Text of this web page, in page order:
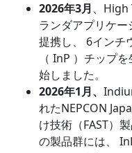
2026年3月 、High
ランダアプリケ
提携し、 6インチ
（ InP ）チップ
始しました。
2026年1月、
れたNEPCON
け技術（FAST）
の製品群には、